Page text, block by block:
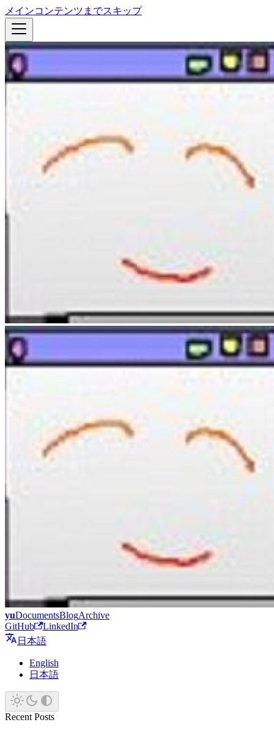
メインコンテンツまでスキップ
yuDocumentsBlogArchive
GitHub
LinkedIn
日本語
English
日本語
Recent Posts